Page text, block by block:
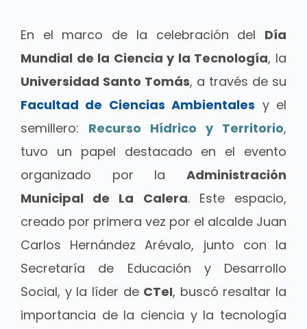
En el marco de la celebración del Día
Mundial de la Ciencia y la Tecnología, la
Universidad Santo Tomás, a través de su
Facultad de Ciencias Ambientales y el
semillero: Recurso Hídrico y Territorio,
tuvo un papel destacado en el evento
organizado por la Administración
Municipal de La Calera. Este espacio,
creado por primera vez por el alcalde Juan
Carlos Hernández Arévalo, junto con la
Secretaría de Educación y Desarrollo
Social, y la líder de CTeI, buscó resaltar la
importancia de la ciencia y la tecnología